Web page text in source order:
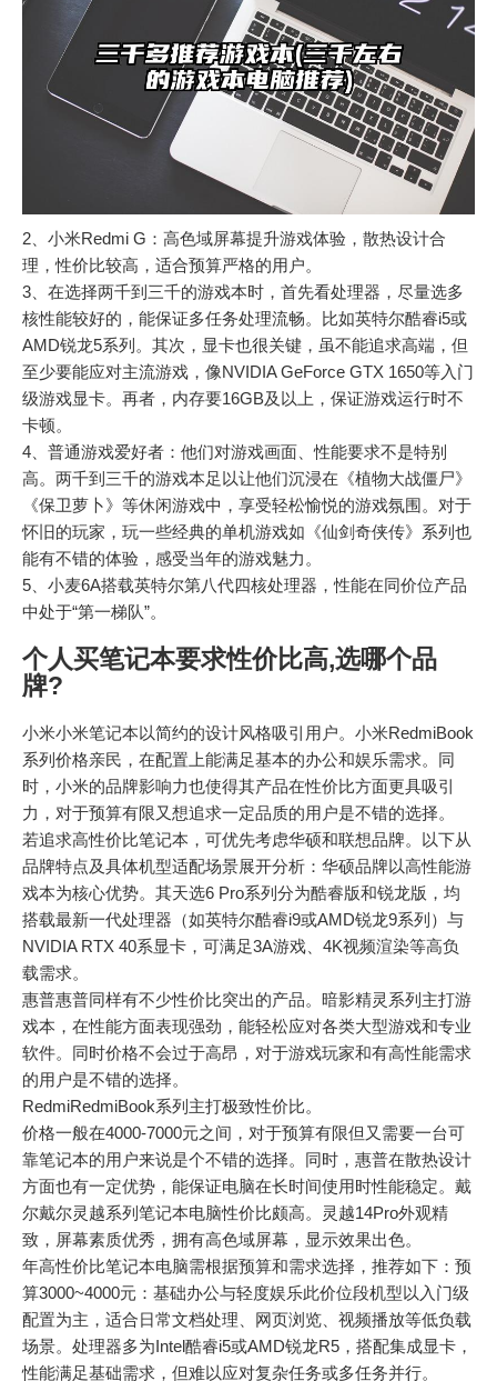
2、小米Redmi G：高色域屏幕提升游戏体验，散热设计合
理，性价比较高，适合预算严格的用户。
3、在选择两千到三千的游戏本时，首先看处理器，尽量选多
核性能较好的，能保证多任务处理流畅。比如英特尔酷睿i5或
AMD锐龙5系列。其次，显卡也很关键，虽不能追求高端，但
至少要能应对主流游戏，像NVIDIA GeForce GTX 1650等入门
级游戏显卡。再者，内存要16GB及以上，保证游戏运行时不
卡顿。
4、普通游戏爱好者：他们对游戏画面、性能要求不是特别
高。两千到三千的游戏本足以让他们沉浸在《植物大战僵尸》
《保卫萝卜》等休闲游戏中，享受轻松愉悦的游戏氛围。对于
怀旧的玩家，玩一些经典的单机游戏如《仙剑奇侠传》系列也
能有不错的体验，感受当年的游戏魅力。
5、小麦6A搭载英特尔第八代四核处理器，性能在同价位产品
中处于“第一梯队”。
个人买笔记本要求性价比高,选哪个品
牌?
小米小米笔记本以简约的设计风格吸引用户。小米RedmiBook
系列价格亲民，在配置上能满足基本的办公和娱乐需求。同
时，小米的品牌影响力也使得其产品在性价比方面更具吸引
力，对于预算有限又想追求一定品质的用户是不错的选择。
若追求高性价比笔记本，可优先考虑华硕和联想品牌。以下从
品牌特点及具体机型适配场景展开分析：华硕品牌以高性能游
戏本为核心优势。其天选6 Pro系列分为酷睿版和锐龙版，均
搭载最新一代处理器（如英特尔酷睿i9或AMD锐龙9系列）与
NVIDIA RTX 40系显卡，可满足3A游戏、4K视频渲染等高负
载需求。
惠普惠普同样有不少性价比突出的产品。暗影精灵系列主打游
戏本，在性能方面表现强劲，能轻松应对各类大型游戏和专业
软件。同时价格不会过于高昂，对于游戏玩家和有高性能需求
的用户是不错的选择。
RedmiRedmiBook系列主打极致性价比。
价格一般在4000-7000元之间，对于预算有限但又需要一台可
靠笔记本的用户来说是个不错的选择。同时，惠普在散热设计
方面也有一定优势，能保证电脑在长时间使用时性能稳定。戴
尔戴尔灵越系列笔记本电脑性价比颇高。灵越14Pro外观精
致，屏幕素质优秀，拥有高色域屏幕，显示效果出色。
年高性价比笔记本电脑需根据预算和需求选择，推荐如下：预
算3000~4000元：基础办公与轻度娱乐此价位段机型以入门级
配置为主，适合日常文档处理、网页浏览、视频播放等低负载
场景。处理器多为Intel酷睿i5或AMD锐龙R5，搭配集成显卡，
性能满足基础需求，但难以应对复杂任务或多任务并行。